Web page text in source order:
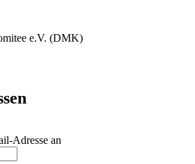
e.V. (DMK)
Adresse an